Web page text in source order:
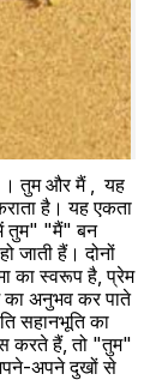
। तुम और मैं ,  यह
है। यह एकता
तुम" "मैं" बन
जाती हैं। दोनों
का स्वरूप है, प्रेम
का अनुभव कर पाते
सहानभूति का
करते हैं, तो "तुम"
अपने दुखों से